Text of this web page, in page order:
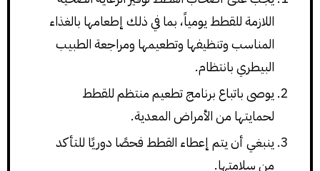
اللازمة للقطط يومياً، بما في ذلك إطعامها بالغذاء
المناسب وتنظيفها وتطعيمها ومراجعة الطبيب
البيطري بانتظام.
يوصى باتباع برنامج تطعيم منتظم للقطط
لحمايتها من الأمراض المعدية.
ينبغي أن يتم إعطاء القطط فحصًا دوريًا للتأكد
من سلامتها.